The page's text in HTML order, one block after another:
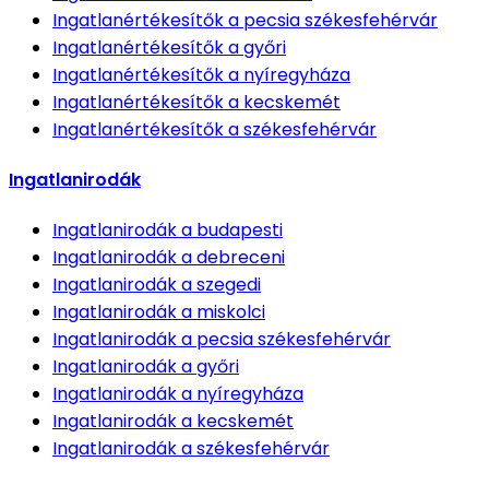
Ingatlanértékesítőka pecsia székesfehérvár
Ingatlanértékesítőka győri
Ingatlanértékesítőka nyíregyháza
Ingatlanértékesítőka kecskemét
Ingatlanértékesítőka székesfehérvár
Ingatlanirodák
Ingatlanirodáka budapesti
Ingatlanirodáka debreceni
Ingatlanirodáka szegedi
Ingatlanirodáka miskolci
Ingatlanirodáka pecsia székesfehérvár
Ingatlanirodáka győri
Ingatlanirodáka nyíregyháza
Ingatlanirodáka kecskemét
Ingatlanirodáka székesfehérvár